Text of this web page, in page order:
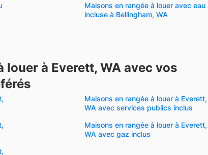
Maisons en rangée à louer avec eau
incluse à Bellingham, WA
louer à Everett, WA avec vos
Maisons en rangée à louer à Everett,
WA avec services publics inclus
Maisons en rangée à louer à Everett,
WA avec gaz inclus